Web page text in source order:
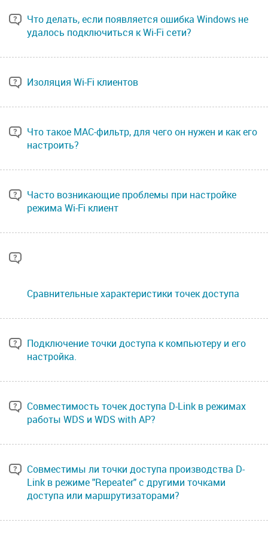
Что делать, если появляется ошибка Windows не
удалось подключиться к Wi-Fi сети?
Изоляция Wi-Fi клиентов
Что такое MAC-фильтр, для чего он нужен и как его
настроить?
Часто возникающие проблемы при настройке
режима Wi-Fi клиент
Сравнительные характеристики точек доступа
Подключение точки доступа к компьютеру и его
настройка.
Совместимость точек доступа D-Link в режимах
работы WDS и WDS with AP?
Совместимы ли точки доступа производства D-
Link в режиме "Repeater" с другими точками
доступа или маршрутизаторами?